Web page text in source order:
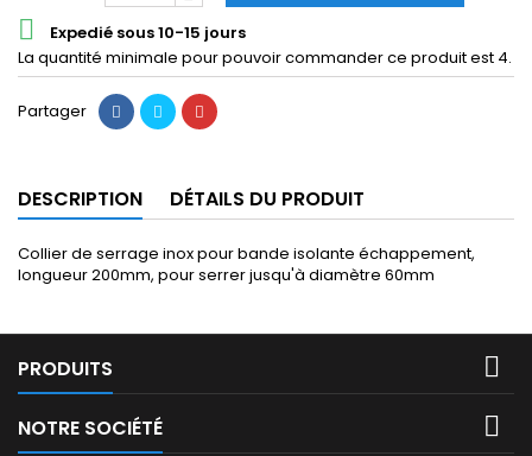

Expedié sous 10-15 jours
La quantité minimale pour pouvoir commander ce produit est 4.
Partager
DESCRIPTION DÉTAILS DU PRODUIT
Collier de serrage inox pour bande isolante échappement,
longueur 200mm, pour serrer jusqu'à diamètre 60mm
PRODUITS 
NOTRE SOCIÉTÉ 